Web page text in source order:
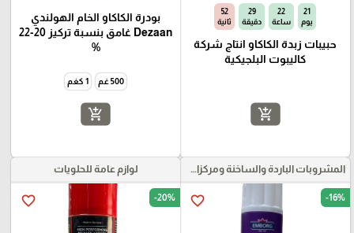
21
يوم
22
ساعة
29
دقيقة
51
ثانية
حبيبات زبدة الكاكاو انتاج شركة
كاليبوت البلجيكية
add_shopping_cart
بودرة الكاكاو الخام الهولندي
Dezaan غامق بنسبة تركيز 20-22
%
500 غم 1 كغم
add_shopping_cart
المشروبات الباردة والساخنة ومركزات الموهيتو
favorite_border -16%
لوازم عامة للحلويات
favorite_border -20%